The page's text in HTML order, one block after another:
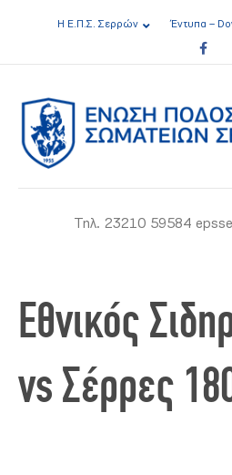
Η Ε.Π.Σ. Σερρών Έντυπα –
Τηλ. 23210 59584
Εθνικός
vs Σέρρες